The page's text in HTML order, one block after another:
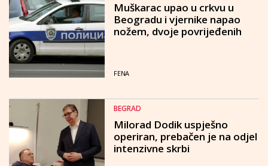
Muškarac upao u crkvu u
Beogradu i vjernike napao
nožem, dvoje povrijeđenih
FENA
BEGRAD
Milorad Dodik uspješno
operiran, prebačen je na odjel
intenzivne skrbi